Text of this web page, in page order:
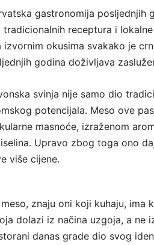
gastronomija posljednjih
tradicionalnih receptura i
izvornim okusima svakako je
godina doživljava
svinja nije samo dio
potencijala. Meso ove
masnoće, izraženom
Upravo zbog toga ono
više cijene.
znaju oni koji kuhaju,
dolazi iz načina uzgoja, a ne
danas grade dio svog